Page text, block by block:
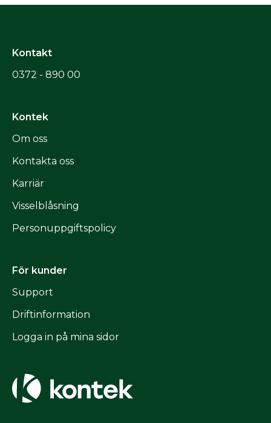
Kontakt
0372 - 890 00
Kontek
Om oss
Kontakta oss
Karriär
Visselblåsning
Personuppgiftspolicy
För kunder
Support
Driftinformation
Logga in på mina sidor